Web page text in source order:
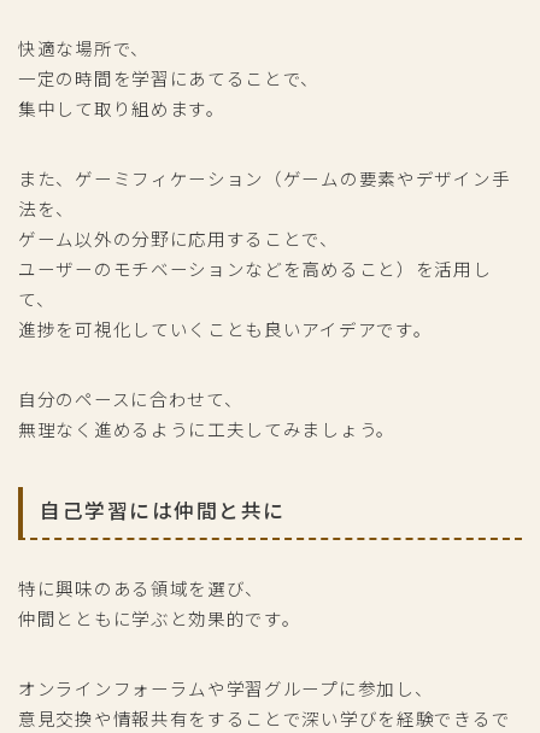
快適な場所で、
一定の時間を学習にあてることで、
集中して取り組めます。
また、ゲーミフィケーション（ゲームの要素やデザイン手
法を、
ゲーム以外の分野に応用することで、
ユーザーのモチベーションなどを高めること）を活用し
て、
進捗を可視化していくことも良いアイデアです。
自分のペースに合わせて、
無理なく進めるように工夫してみましょう。
自己学習には仲間と共に
特に興味のある領域を選び、
仲間とともに学ぶと効果的です。
オンラインフォーラムや学習グループに参加し、
意見交換や情報共有をすることで深い学びを経験できるで